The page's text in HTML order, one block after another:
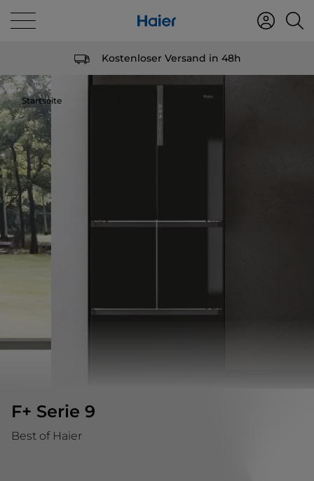
Kostenloser Versand in 48h
Startseite
F+ Serie 9
Best of Haier